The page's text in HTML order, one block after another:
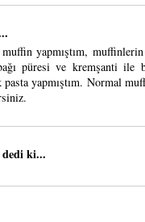
yapmıştım,
püresi ve kremşanti ile
yapmıştım. Normal
dedi ki...